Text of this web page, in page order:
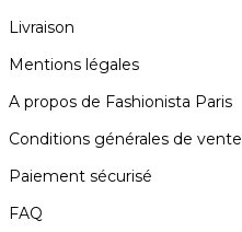
Livraison
Mentions légales
A propos de Fashionista Paris
Conditions générales de vente
Paiement sécurisé
FAQ